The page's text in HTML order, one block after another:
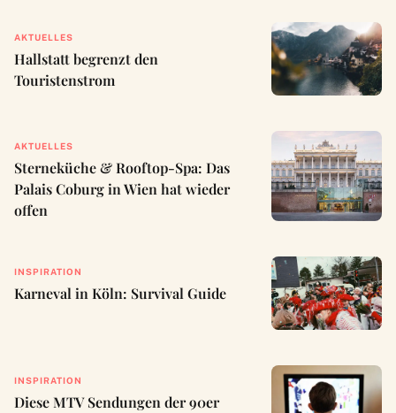
AKTUELLES
Hallstatt begrenzt den
Touristenstrom
AKTUELLES
Sterneküche & Rooftop-Spa: Das
Palais Coburg in Wien hat wieder
offen
INSPIRATION
Karneval in Köln: Survival Guide
INSPIRATION
Diese MTV Sendungen der 90er